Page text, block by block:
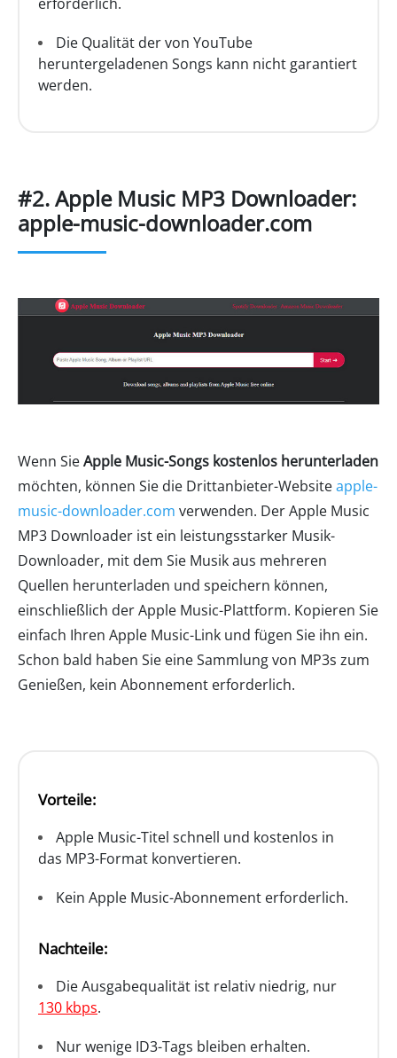
Die Qualität der von YouTube
heruntergeladenen Songs kann nicht garantiert
werden.
#2. Apple Music MP3 Downloader:
apple-music-downloader.com
Wenn SieApple Music-Songs kostenlos herunterladen
möchten, können Sie die Drittanbieter-Websiteapple-
music-downloader.com verwenden. Der Apple Music
MP3 Downloader ist ein leistungsstarker Musik-
Downloader, mit dem Sie Musik aus mehreren
Quellen herunterladen und speichern können,
einschließlich der Apple Music-Plattform. Kopieren Sie
einfach Ihren Apple Music-Link und fügen Sie ihn ein.
Schon bald haben Sie eine Sammlung von MP3s zum
Genießen, kein Abonnement erforderlich.
Vorteile:
Apple Music-Titel schnell und kostenlos in
das MP3-Format konvertieren.
Kein Apple Music-Abonnement erforderlich.
Nachteile:
Die Ausgabequalität ist relativ niedrig, nur
130 kbps.
Nur wenige ID3-Tags bleiben erhalten.